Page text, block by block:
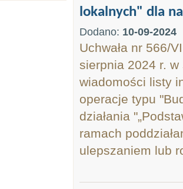
lokalnych" dla
Dodano: 10-09-2024
Uchwała nr 566/
sierpnia 2024 r.
wiadomości listy
operacje typu
działania
ramach
ulepszaniem lub